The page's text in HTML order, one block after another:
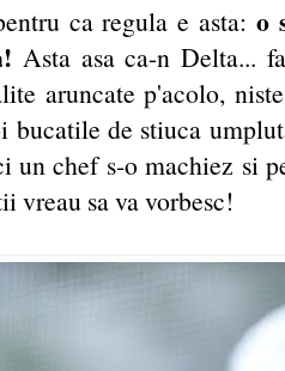
ca regula e asta: o
Asta asa ca-n Delta...
aruncate p'acolo,
bucatile de stiuca
un chef s-o machiez si
vreau sa va vorbesc!